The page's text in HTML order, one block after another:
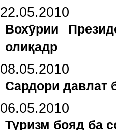
22.05.2010
Вохӯрии
олиқадр
08.05.2010
Сардори давлат
06.05.2010
Туризм бояд ба